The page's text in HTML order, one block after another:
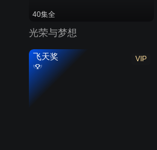
40集全
光荣与梦想
VIP
飞天奖